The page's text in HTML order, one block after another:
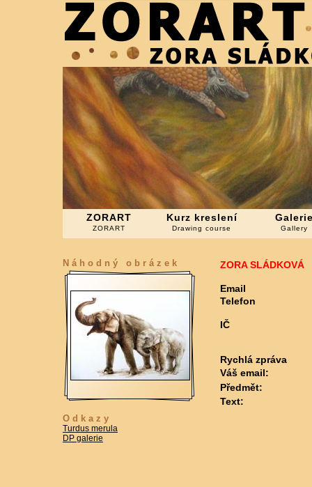
ZORART
ZORART
Kurz kreslení
Drawing course Gallery
Náhodný obrázek
Odkazy
Turdus merula
DP galerie
ZORA SLÁDKOVÁ
Email
Telefon
IČ
Rychlá zpráva
Váš email:
Předmět:
Text: